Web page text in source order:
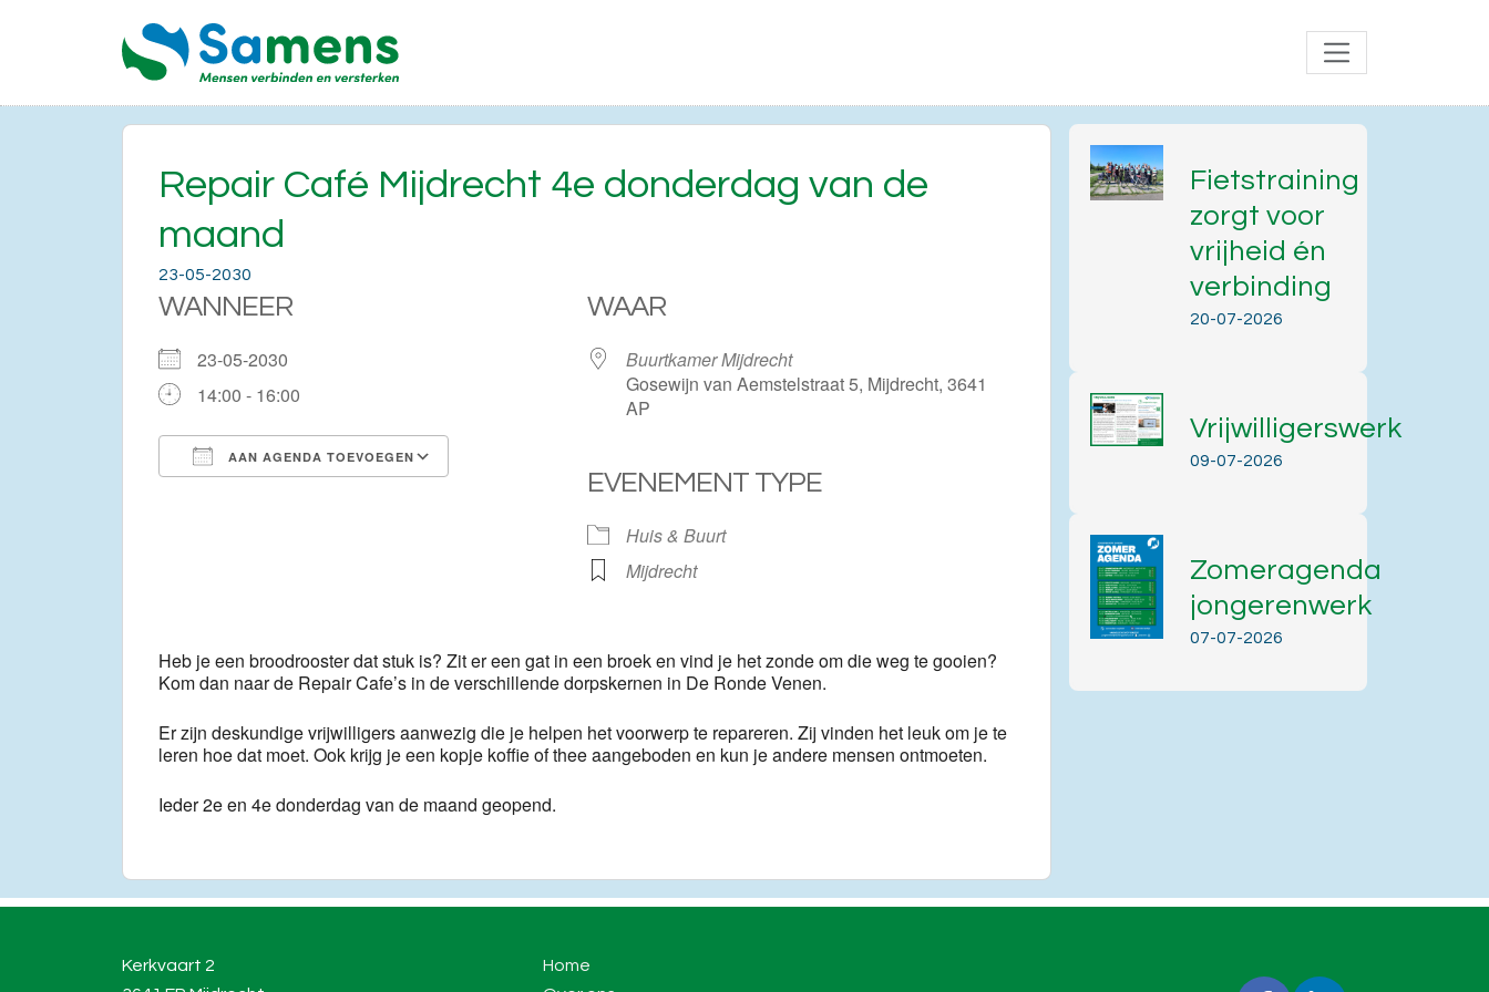
Repair Café Mijdrecht 4e donderdag van de
maand
23-05-2030
WANNEER
23-05-2030
14:00 - 16:00
AAN AGENDA TOEVOEGEN
Google Calendar iCalendar
WAAR
Buurtkamer Mijdrecht
Gosewijn van Aemstelstraat 5, Mijdrecht, 3641
AP
EVENEMENT TYPE
Huis & Buurt
Mijdrecht
Heb je een broodrooster dat stuk is? Zit er een gat in een broek en vind je het zonde om die weg te gooien?
Kom dan naar de Repair Cafe’s in de verschillende dorpskernen in De Ronde Venen.
Er zijn deskundige vrijwilligers aanwezig die je helpen het voorwerp te repareren. Zij vinden het leuk om je te
leren hoe dat moet. Ook krijg je een kopje koffie of thee aangeboden en kun je andere mensen ontmoeten.
Ieder 2e en 4e donderdag van de maand geopend.
Fietstraining
zorgt voor
vrijheid én
verbinding
20-07-2026
Vrijwilligerswerk
09-07-2026
Zomeragenda
jongerenwerk
07-07-2026
Kerkvaart 2
Home